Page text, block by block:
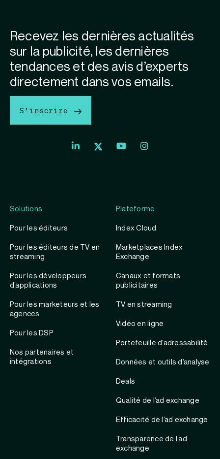
Solutions
Pour les éditeurs
Pour les éditeurs de TV en
streaming
Pour les développeurs
d’applications
Pour les marketeurs et les
agences
Pour les DSP
Nos partenaires et
intégrations
Plateforme
Index Cloud
Marketplaces Index
Exchange
Canaux et formats
publicitaires
TV en streaming
Vidéo en ligne
Portefeuille d’adressabilité
Données et outils d’analyse
Deals
Qualité de l’ad exchange
Efficacité de l’ad exchange
Transparence de l’ad
exchange
Recevez les dernières actualités
sur la publicité, les dernières
tendances et des avis d’experts
directement dans vos emails.
S’inscrire